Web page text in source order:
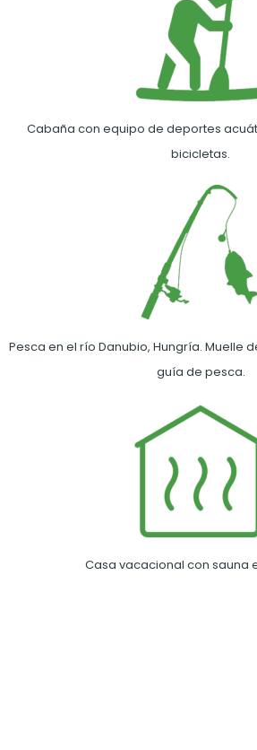
Cabaña con equipo de deportes
bicicletas.
Pesca en el río Danubio, Hungría. Muelle
guía de pesca.
Casa vacacional con sauna